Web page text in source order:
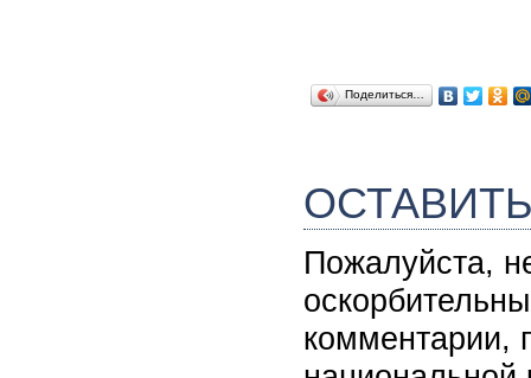
Поделиться…
Пожалуйста,
комментарии,